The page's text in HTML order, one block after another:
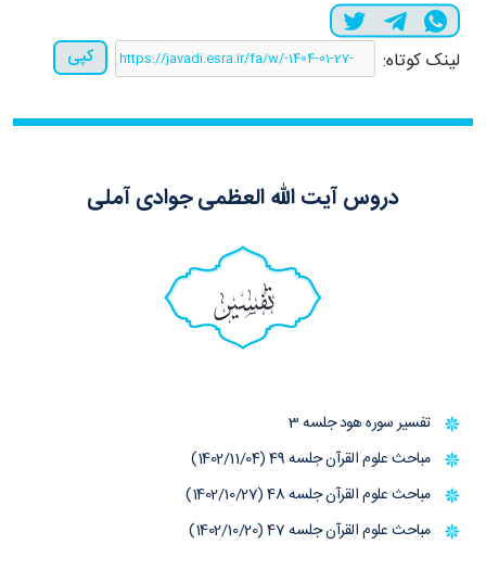
لینک کوتاه: کپی
دروس آیت الله العظمی جوادی آملی
تفسیر
تفسیر سوره هود جلسه 3
مباحث علوم القرآن جلسه 49 (1402/11/04)
مباحث علوم القرآن جلسه 48 (1402/10/27)
مباحث علوم القرآن جلسه 47 (1402/10/20)